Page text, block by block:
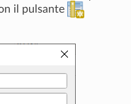
il pulsante